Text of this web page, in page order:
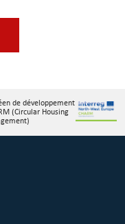
de développement
(Circular Housing